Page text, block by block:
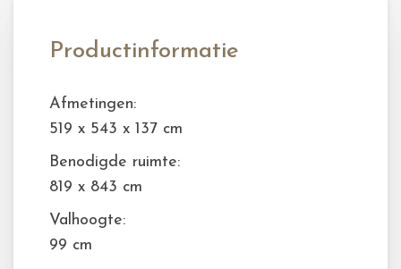
Productinformatie
Afmetingen:
519 x 543 x 137 cm
Benodigde ruimte:
819 x 843 cm
Valhoogte:
99 cm